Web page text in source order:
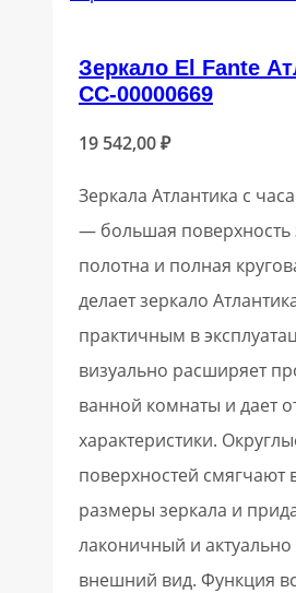
Зеркало El Fante
СС-00000669
19 542,00₽
Зеркала Атлантика с
— большая поверхность
полотна и полная
делает зеркало
практичным в
визуально расширяет
ванной комнаты и дает
характеристики.
поверхностей
размеры зеркала и
лаконичный и
внешний вид. Функция